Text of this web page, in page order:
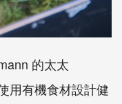
的太太
用有機食材設計健